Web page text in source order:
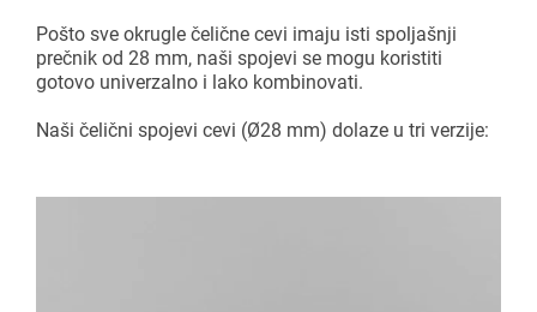
Pošto sve okrugle čelične cevi imaju isti spoljašnji
prečnik od 28 mm, naši spojevi se mogu koristiti
gotovo univerzalno i lako kombinovati.
Naši čelični spojevi cevi (Ø28 mm) dolaze u tri verzije: